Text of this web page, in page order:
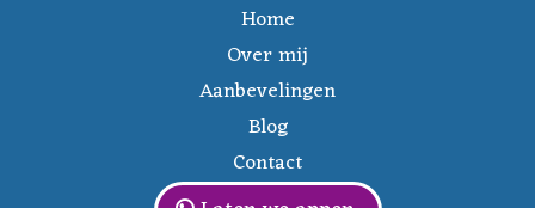
Home
Over mij
Aanbevelingen
Blog
Contact